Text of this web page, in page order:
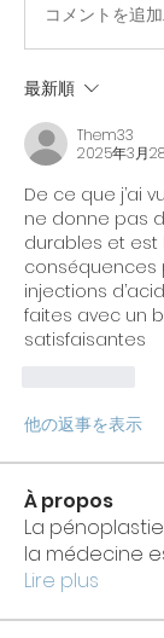
コメントを追加
最新順
Them33
2025年3月
De ce que j’ai
ne donne pas
durables et est
conséquences
injections
faites avec un
satisfaisantes
他の返事を表示
À propos
La
la médecine
Lire plus